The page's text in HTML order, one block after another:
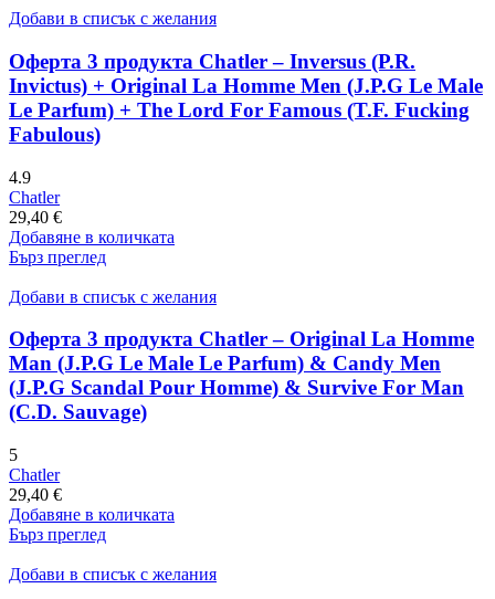
Добави в списък с желания
Оферта 3 продукта Chatler – Inversus (P.R.
Invictus) + Original La Homme Men (J.P.G Le Male
Le Parfum) + The Lord For Famous (T.F. Fucking
Fabulous)
4.9
Chatler
29,40 €
Добавяне в количката
Бърз преглед
Добави в списък с желания
Оферта 3 продукта Chatler – Original La Homme
Man (J.P.G Le Male Le Parfum) & Candy Men
(J.P.G Scandal Pour Homme) & Survive For Man
(C.D. Sauvage)
5
Chatler
29,40 €
Добавяне в количката
Бърз преглед
Добави в списък с желания